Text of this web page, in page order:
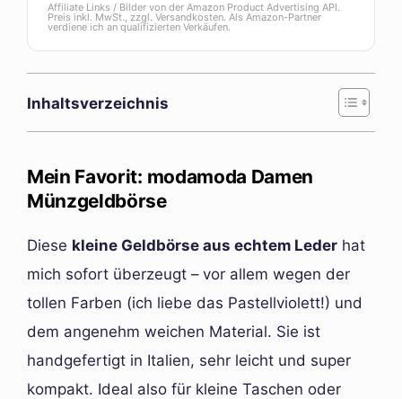
Affiliate Links / Bilder von der Amazon Product Advertising API.
Preis inkl. MwSt., zzgl. Versandkosten. Als Amazon-Partner
verdiene ich an qualifizierten Verkäufen.
Inhaltsverzeichnis
Mein Favorit: modamoda Damen
Münzgeldbörse
Diese kleine Geldbörse aus echtem Leder hat
mich sofort überzeugt – vor allem wegen der
tollen Farben (ich liebe das Pastellviolett!) und
dem angenehm weichen Material. Sie ist
handgefertigt in Italien, sehr leicht und super
kompakt. Ideal also für kleine Taschen oder